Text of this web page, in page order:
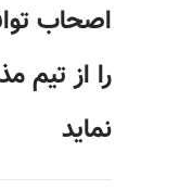
اصحاب
را از تیم
نماید